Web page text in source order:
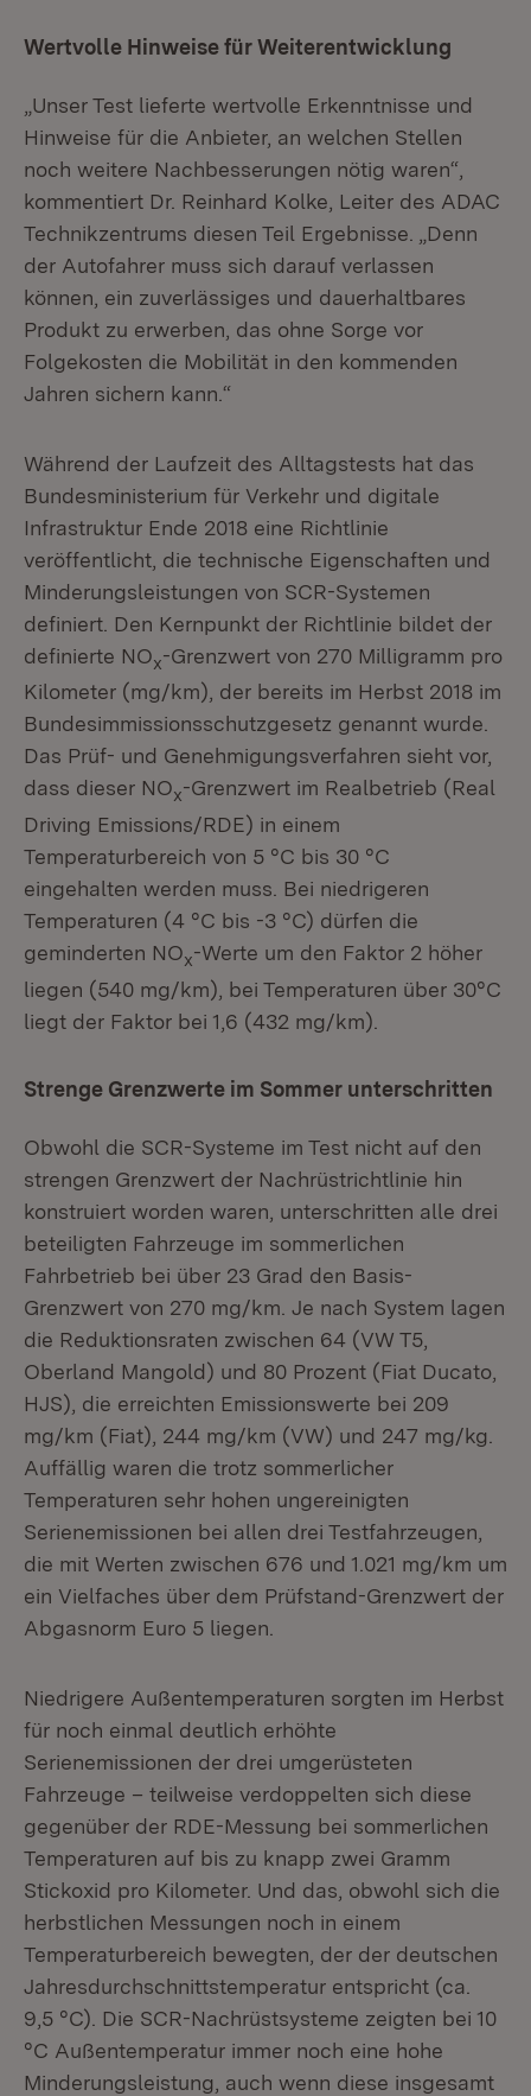
Wertvolle Hinweise für Weiterentwicklung
„Unser Test lieferte wertvolle Erkenntnisse und
Hinweise für die Anbieter, an welchen Stellen
noch weitere Nachbesserungen nötig waren“,
kommentiert Dr. Reinhard Kolke, Leiter des ADAC
Technikzentrums diesen Teil Ergebnisse. „Denn
der Autofahrer muss sich darauf verlassen
können, ein zuverlässiges und dauerhaltbares
Produkt zu erwerben, das ohne Sorge vor
Folgekosten die Mobilität in den kommenden
Jahren sichern kann.“
Während der Laufzeit des Alltagstests hat das
Bundesministerium für Verkehr und digitale
Infrastruktur Ende 2018 eine Richtlinie
veröffentlicht, die technische Eigenschaften und
Minderungsleistungen von SCR-Systemen
definiert. Den Kernpunkt der Richtlinie bildet der
definierte NOx-Grenzwert von 270 Milligramm pro
Kilometer (mg/km), der bereits im Herbst 2018 im
Bundesimmissionsschutzgesetz genannt wurde.
Das Prüf- und Genehmigungsverfahren sieht vor,
dass dieser NOx-Grenzwert im Realbetrieb (Real
Driving Emissions/RDE) in einem
Temperaturbereich von 5 °C bis 30 °C
eingehalten werden muss. Bei niedrigeren
Temperaturen (4 °C bis -3 °C) dürfen die
geminderten NOx-Werte um den Faktor 2 höher
liegen (540 mg/km), bei Temperaturen über 30°C
liegt der Faktor bei 1,6 (432 mg/km).
Strenge Grenzwerte im Sommer unterschritten
Obwohl die SCR-Systeme im Test nicht auf den
strengen Grenzwert der Nachrüstrichtlinie hin
konstruiert worden waren, unterschritten alle drei
beteiligten Fahrzeuge im sommerlichen
Fahrbetrieb bei über 23 Grad den Basis-
Grenzwert von 270 mg/km. Je nach System lagen
die Reduktionsraten zwischen 64 (VW T5,
Oberland Mangold) und 80 Prozent (Fiat Ducato,
HJS), die erreichten Emissionswerte bei 209
mg/km (Fiat), 244 mg/km (VW) und 247 mg/kg.
Auffällig waren die trotz sommerlicher
Temperaturen sehr hohen ungereinigten
Serienemissionen bei allen drei Testfahrzeugen,
die mit Werten zwischen 676 und 1.021 mg/km um
ein Vielfaches über dem Prüfstand-Grenzwert der
Abgasnorm Euro 5 liegen.
Niedrigere Außentemperaturen sorgten im Herbst
für noch einmal deutlich erhöhte
Serienemissionen der drei umgerüsteten
Fahrzeuge – teilweise verdoppelten sich diese
gegenüber der RDE-Messung bei sommerlichen
Temperaturen auf bis zu knapp zwei Gramm
Stickoxid pro Kilometer. Und das, obwohl sich die
herbstlichen Messungen noch in einem
Temperaturbereich bewegten, der der deutschen
Jahresdurchschnittstemperatur entspricht (ca.
9,5 °C). Die SCR-Nachrüstsysteme zeigten bei 10
°C Außentemperatur immer noch eine hohe
Minderungsleistung, auch wenn diese insgesamt